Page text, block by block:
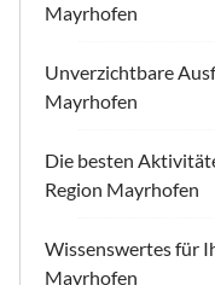
Mayrhofen
Unverzichtbare
Mayrhofen
Die besten
Region Mayrhofen
Wissenswertes für
Mayrhofen